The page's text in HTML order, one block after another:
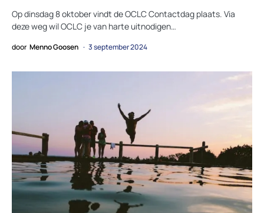
Op dinsdag 8 oktober vindt de OCLC Contactdag plaats. Via
deze weg wil OCLC je van harte uitnodigen…
door Menno Goosen 3 september 2024